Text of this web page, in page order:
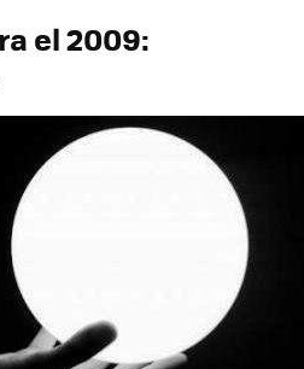
el 2009: